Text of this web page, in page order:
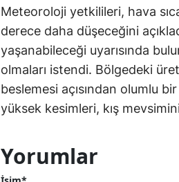
Meteoroloji yetkilileri, hava
derece daha düşeceğini
yaşanabileceği uyarısında
olmaları istendi. Bölgedeki
beslemesi açısından olumlu
yüksek kesimleri, kış
Yorumlar